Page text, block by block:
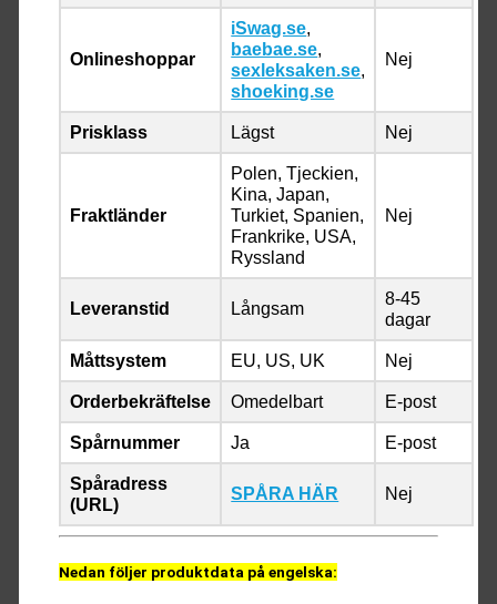
Onlineshoppar
iSwag.se,
baebae.se,
sexleksaken.se,
shoeking.se
Nej
Prisklass Lägst Nej
Fraktländer
Polen, Tjeckien,
Kina, Japan,
Turkiet, Spanien,
Frankrike, USA,
Ryssland
Nej
Leveranstid Långsam
8-45
dagar
Måttsystem EU, US, UK Nej
Orderbekräftelse Omedelbart E-post
Spårnummer Ja E-post
Spåradress
(URL)
SPÅRA HÄR Nej
Nedan följer produktdata på engelska: